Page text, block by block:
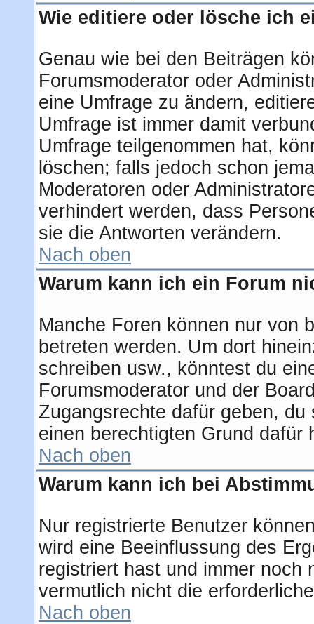
Wie editiere oder lösche ich
Genau wie bei den Beiträgen
Forumsmoderator oder
eine Umfrage zu ändern,
Umfrage ist immer damit
Umfrage teilgenommen hat,
löschen; falls jedoch schon
Moderatoren oder
verhindert werden, dass
sie die Antworten verändern.
Nach oben
Warum kann ich ein Forum
Manche Foren können nur von
betreten werden. Um dort
schreiben usw., könntest du
Forumsmoderator und der
Zugangsrechte dafür geben,
einen berechtigten Grund dafür
Nach oben
Warum kann ich bei
Nur registrierte Benutzer
wird eine Beeinflussung des
registriert hast und immer noch
vermutlich nicht die
Nach oben